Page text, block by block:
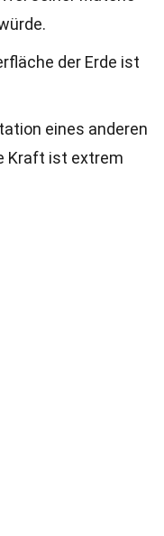
der Erde ist
eines anderen
Kraft ist extrem